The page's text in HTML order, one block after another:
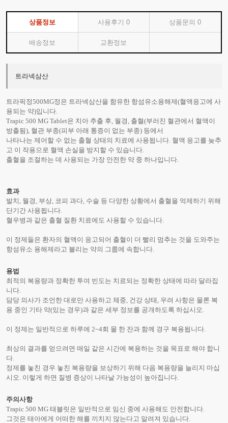
상품정보 사용후기 0 상품문의0
배송정보 교환정보
트라넥삼산
트라픽정500MG정은 트라넥삼산을 함유한 항섬유소용해제(혈액응고에 사
용되는 약)입니다.
Trapic 500 MG Tablet은 치아 추출 후, 월경, 출혈(부러진 혈관에서 혈액이
방출됨), 혈관 부종(피부 아래 통증이 없는 부종) 등에서
나타나는 제어할 수 없는 출혈 상태의 치료에 사용됩니다. 혈액 응고를 늦추
고 이 작용으로 혈액 손실을 방지할 수 있습니다.
출혈을 조절하는 데 사용되는 가장 안전한 약 중 하나입니다.
효과
발치, 월경, 부상, 코피 과다, 수술 등 다양한 상황에서 출혈을 억제하기 위해
단기간 사용됩니다.
혈우병과 같은 출혈 질환 치료에도 사용할 수 있습니다.
이 정제들은 환자의 혈액이 응고되어 출혈이 더 빨리 멈추는 것을 도와주는
항섬유소 용해제라고 불리는 약의 그룹에 속합니다.
용법
최적의 복용량과 정확한 투여 빈도는 치료되는 정확한 상태에 따라 달라집
니다.
담당 의사가 조언한 대로만 사용하고 체중, 건강 상태, 우려 사항은 물론 복
용 중인 기타 약(있는 경우)과 같은 세부 정보를 공개하도록 하십시오.
이 정제는 일반적으로 하루에 2~4회 물 한 잔과 함께 경구 복용됩니다.
최상의 결과를 얻으려면 매일 같은 시간에 복용하는 것을 목표로 해야 합니
다.
정제를 놓친 경우 놓친 복용량을 보상하기 위해 다음 복용량을 늘리지 마십
시오. 이렇게 하면 질병 증상이 나타날 가능성이 높아집니다.
주의사항
Trapic 500 MG 태블릿은 일반적으로 임신 중에 사용해도 안전합니다.
그것은 태아에게 어떠한 해를 끼치지 않는다고 알려져 있습니다.